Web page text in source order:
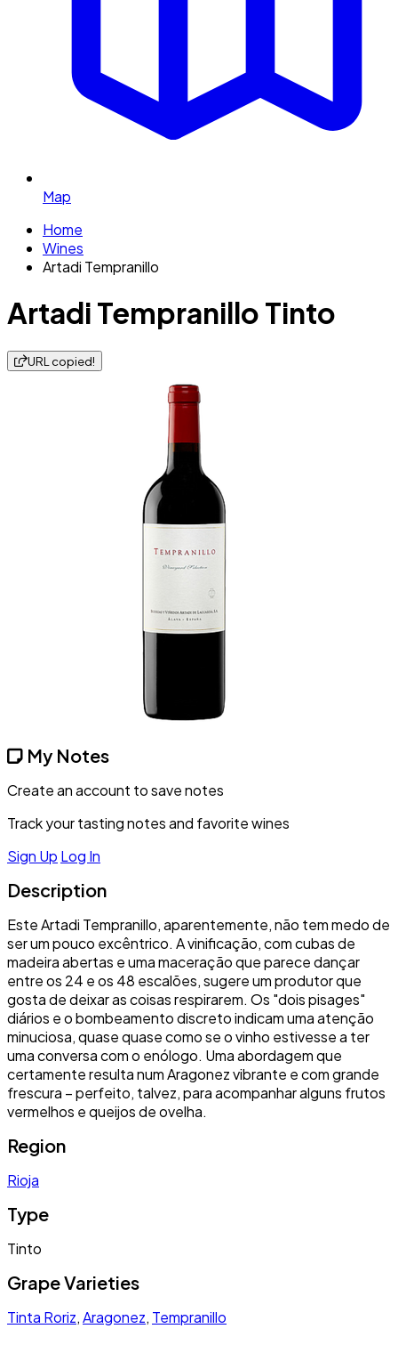
Map
Home
Wines
Artadi Tempranillo
Artadi Tempranillo Tinto
URL copied!
My Notes
Create an account to save notes
Track your tasting notes and favorite wines
Sign Up Log In
Description
Este Artadi Tempranillo, aparentemente, não tem medo de
ser um pouco excêntrico. A vinificação, com cubas de
madeira abertas e uma maceração que parece dançar
entre os 24 e os 48 escalões, sugere um produtor que
gosta de deixar as coisas respirarem. Os "dois pisages"
diários e o bombeamento discreto indicam uma atenção
minuciosa, quase quase como se o vinho estivesse a ter
uma conversa com o enólogo. Uma abordagem que
certamente resulta num Aragonez vibrante e com grande
frescura – perfeito, talvez, para acompanhar alguns frutos
vermelhos e queijos de ovelha.
Region
Rioja
Type
Tinto
Grape Varieties
Tinta Roriz,Aragonez, Tempranillo